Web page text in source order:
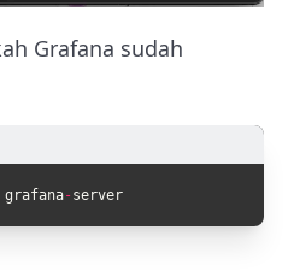
Grafana sudah
grafana-server